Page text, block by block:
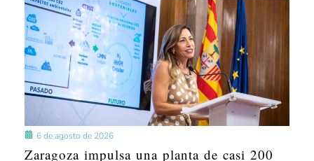
6 de agosto de 2026
Zaragoza impulsa una planta de casi 200